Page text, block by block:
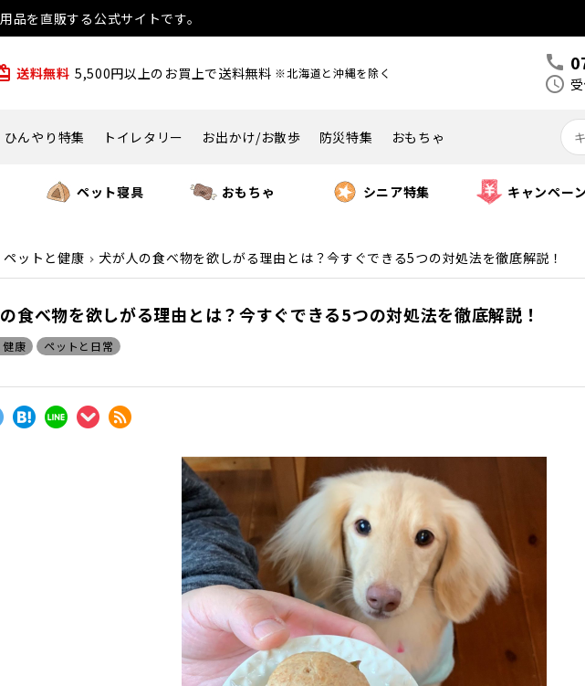
品を直販する公式サイトです。
送料無料 5,500円以上のお買上で送料無料 ※北海道と沖縄を除く call
schedule
ひんやり特集 トイレタリー お出かけ/お散歩 防災特集 おもちゃ
ペット寝具 おもちゃ シニア特集 キャンペーン
ペットと健康 犬が人の食べ物を欲しがる理由とは？今すぐできる5つの対処法を徹底解説！
食べ物を欲しがる理由とは？今すぐできる5つの対処法を徹底解説！
康 ペットと日常